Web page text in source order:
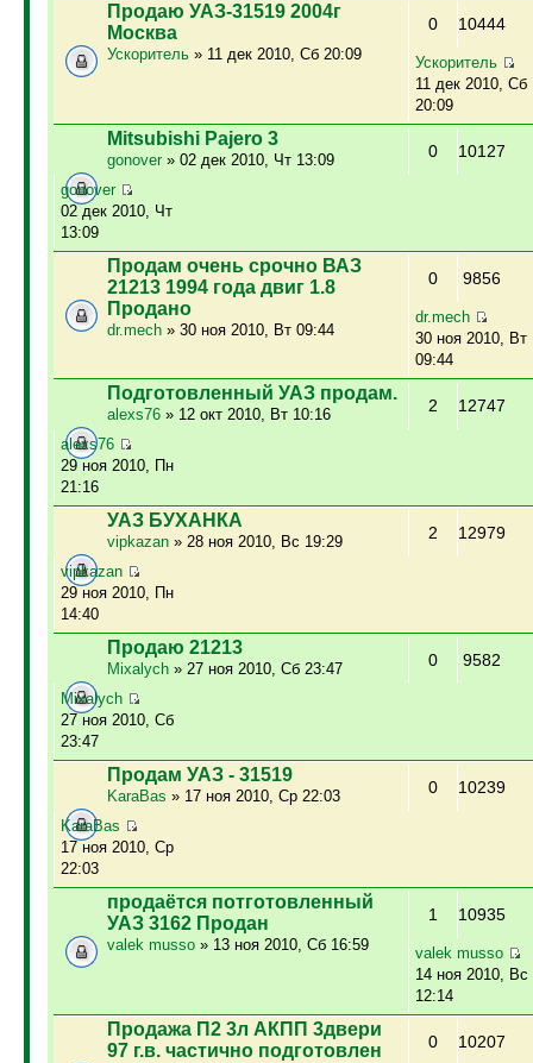
Продаю УАЗ-31519 2004г
Москва
Ускоритель» 11 дек 2010, Сб 20:09
0 10444
Ускоритель
11 дек 2010, Сб
20:09
Mitsubishi Pajero 3
gonover» 02 дек 2010, Чт 13:09 0 10127
gonover
02 дек 2010, Чт
13:09
Продам очень срочно ВАЗ
21213 1994 года двиг 1.8
Продано
dr.mech» 30 ноя 2010, Вт 09:44
0 9856
dr.mech
30 ноя 2010, Вт
09:44
Подготовленный УАЗ продам.
alexs76» 12 окт 2010, Вт 10:16 2 12747
alexs76
29 ноя 2010, Пн
21:16
УАЗ БУХАНКА
vipkazan» 28 ноя 2010, Вс 19:29 2 12979
vipkazan
29 ноя 2010, Пн
14:40
Продаю 21213
Mixalych» 27 ноя 2010, Сб 23:47 0 9582
Mixalych
27 ноя 2010, Сб
23:47
Продам УАЗ - 31519
KaraBas » 17 ноя 2010, Ср 22:03 0 10239
KaraBas
17 ноя 2010, Ср
22:03
продаётся потготовленный
УАЗ 3162 Продан
valek musso» 13 ноя 2010, Сб 16:59
1 10935
valek musso
14 ноя 2010, Вс
12:14
Продажа П2 3л АКПП 3двери
97 г.в. частично подготовлен
0 10207